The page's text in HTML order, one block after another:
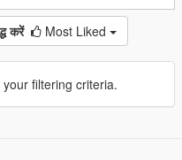
करें Most Liked
filtering criteria.